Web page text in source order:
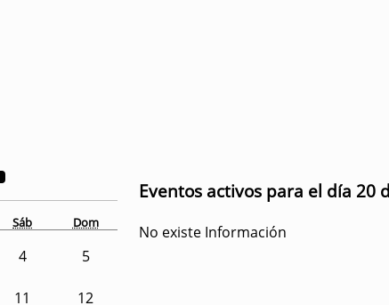
Sáb Dom
4 5
11 12
Eventos activos para el día 20
No existe Información